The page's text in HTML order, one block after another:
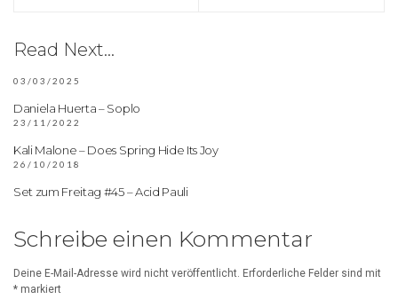
Read Next...
03/03/2025
Daniela Huerta – Soplo
23/11/2022
Kali Malone – Does Spring Hide Its Joy
26/10/2018
Set zum Freitag #45 – Acid Pauli
Schreibe einen Kommentar
Deine E-Mail-Adresse wird nicht veröffentlicht. Erforderliche Felder sind mit
* markiert